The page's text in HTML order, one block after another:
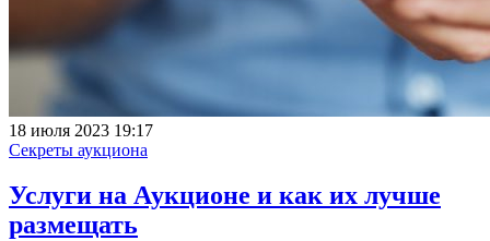
18 июля 2023 19:17
Секреты аукциона
Услуги на Аукционе и как их лучше
размещать